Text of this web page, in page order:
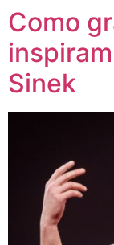
Como
Sinek